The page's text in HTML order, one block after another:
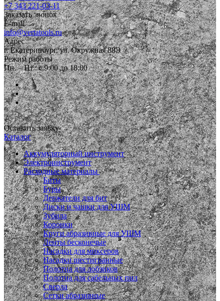
+7 343 221-03-11
Заказать звонок
E-mail
info@vertatools.ru
Адрес
г. Екатеринбург, ул. Окружная 88Э
Режим работы
Пн. – Пт.: с 9:00 до 18:00
Оставить заявку
Каталог
Аккумуляторный инструмент
Электроинструмент
Расходные материалы
Биты
Буры
Держатели для бит
Диски и чашки для УШМ
Зубила
Коронки
Круги абразивные для УШМ
Ленты бесконечые
Насадки для миксеров
Насадки шестигранные
Полотна для лобзиков
Полотна для сабельных пил
Сверла
Сетки абразивные